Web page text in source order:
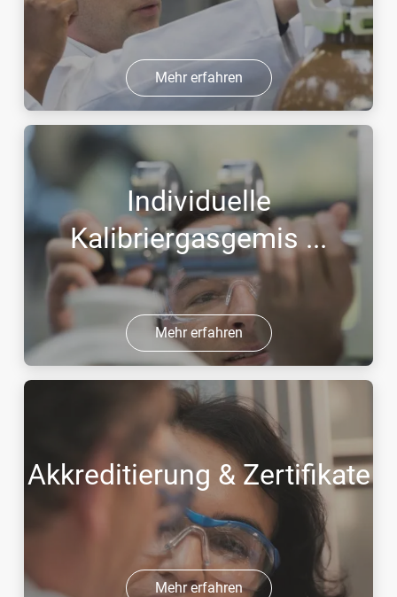
Mehr erfahren
Individuelle
Kalibriergasgemis ...
Mehr erfahren
Akkreditierung & Zertifikate
Mehr erfahren